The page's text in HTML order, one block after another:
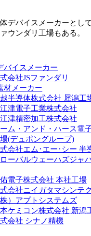
デバイスメーカーとし
ウンダリ工場もある。
バイスメーカー
会社JSファンダリ
材メーカー
半導体株式会社 犀潟工
津電子工業株式会社
津精密加工株式会社
ム・アンド・ハース電
(デュポングループ)
会社エム･エー･シー 半
ーバルウェーハズジャ
電子株式会社 本社工場
会社ニイガタマシンテ
株）アプトシステムズ
ケミコン株式会社 新潟
会社 シナノ精機